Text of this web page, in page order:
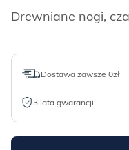
Drewniane nogi,
Dostawa zawsze 0zł
3 lata gwarancji